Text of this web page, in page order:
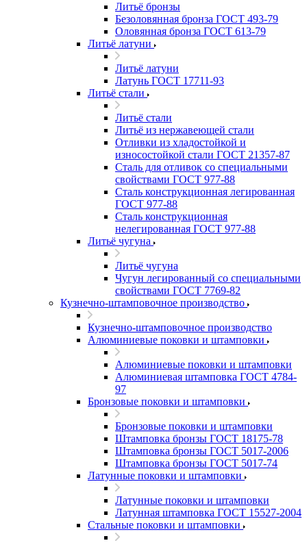
Литьё бронзы
Безоловянная бронза ГОСТ 493-79
Оловянная бронза ГОСТ 613-79
Литьё латуни
Литьё латуни
Латунь ГОСТ 17711-93
Литьё стали
Литьё стали
Литьё из нержавеющей стали
Отливки из хладостойкой и
износостойкой стали ГОСТ 21357-87
Сталь для отливок со специальными
свойствами ГОСТ 977-88
Сталь конструкционная легированная
ГОСТ 977-88
Сталь конструкционная
нелегированная ГОСТ 977-88
Литьё чугуна
Литьё чугуна
Чугун легированный со специальными
свойствами ГОСТ 7769-82
Кузнечно-штамповочное производство
Кузнечно-штамповочное производство
Алюминиевые поковки и штамповки
Алюминиевые поковки и штамповки
Алюминиевая штамповка ГОСТ 4784-
97
Бронзовые поковки и штамповки
Бронзовые поковки и штамповки
Штамповка бронзы ГОСТ 18175-78
Штамповка бронзы ГОСТ 5017-2006
Штамповка бронзы ГОСТ 5017-74
Латунные поковки и штамповки
Латунные поковки и штамповки
Латунная штамповка ГОСТ 15527-2004
Стальные поковки и штамповки